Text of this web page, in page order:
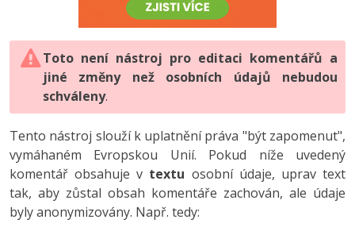
HTML5, CSS3, Bootstrap, SEO
SQL a databáze
Testování a verzování
UML a návrhové vzory
React
Spring
PHP
JavaScript
Python
HTML / CSS
UML a návrhové vzory
MySQL/MariaDB
Vývojář mobilních aplikací
C# Game developer
Tester
Systémový administrátor
-80%
JavaScript -80%
PHP -80%
Swift -80%
Kotlin -80%
Digitální gramotnost
Marketing
WordPress
SEO
UX
Business
Photoshop -80%
Adobe Illustrator -80%
Adobe Lightroom
Adobe XD
Adobe InDesign -25%
Adobe After Effects
Toto není nástroj pro editaci komentářů a
jiné změny než osobních údajů nebudou
schváleny.
Tento nástroj slouží k uplatnění práva "být zapomenut",
vymáhaném Evropskou Unií. Pokud níže uvedený
komentář obsahuje v textu osobní údaje, uprav text
tak, aby zůstal obsah komentáře zachován, ale údaje
byly anonymizovány. Např. tedy: